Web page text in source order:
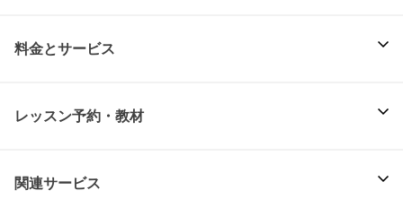
料金とサービス
レッスン予約・教材
関連サービス